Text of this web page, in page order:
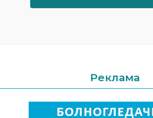
Реклама